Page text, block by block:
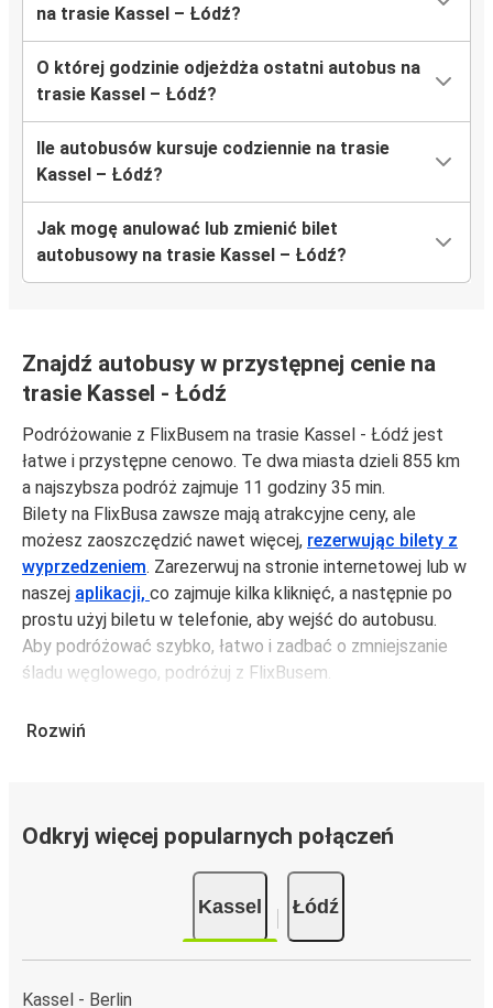
na trasie Kassel – Łódź?
O której godzinie odjeżdża ostatni autobus na
trasie Kassel – Łódź?
Ile autobusów kursuje codziennie na trasie
Kassel – Łódź?
Jak mogę anulować lub zmienić bilet
autobusowy na trasie Kassel – Łódź?
Znajdź autobusy w przystępnej cenie na
trasie Kassel - Łódź
Podróżowanie z FlixBusem na trasie Kassel - Łódź jest
łatwe i przystępne cenowo. Te dwa miasta dzieli 855 km
a najszybsza podróż zajmuje 11 godziny 35 min.
Bilety na FlixBusa zawsze mają atrakcyjne ceny, ale
możesz zaoszczędzić nawet więcej, rezerwując bilety z
wyprzedzeniem. Zarezerwuj na stronie internetowej lub w
naszej aplikacji, co zajmuje kilka kliknięć, a następnie po
prostu użyj biletu w telefonie, aby wejść do autobusu.
Aby podróżować szybko, łatwo i zadbać o zmniejszanie
śladu węglowego, podróżuj z FlixBusem.
autobusowymi; 124 połączeniami do innych miast i
Łódź – przyjeżdżasz tu pierwszy raz? Oto wszystko, co
musisz wiedzieć:
Rozwiń
Odkryj więcej popularnych połączeń
Kassel Łódź
Kassel - Berlin